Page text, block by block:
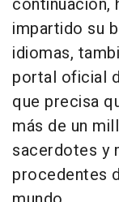
continuación,
impartido su
idiomas,
portal oficial
que precisa
más de un
sacerdotes y
procedentes